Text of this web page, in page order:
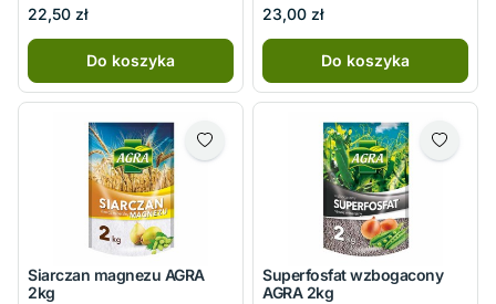
22,50 zł
Do koszyka
23,00 zł
Do koszyka
Siarczan magnezu AGRA
2kg
Superfosfat wzbogacony
AGRA 2kg